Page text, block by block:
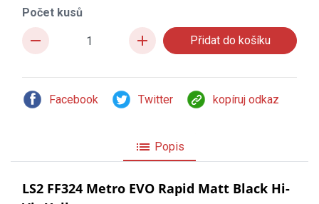
Počet kusů
remove add
Facebook Twitter kopíruj odkaz
list Popis
LS2 FF324 Metro EVO Rapid Matt Black Hi-